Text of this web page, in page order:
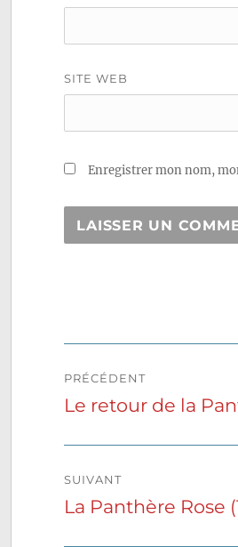
SITE WEB
Enregistrer mon nom,
de
PRÉCÉDENT
Publication
Le retour de la
SUIVANT
Publication
La Panthère Rose